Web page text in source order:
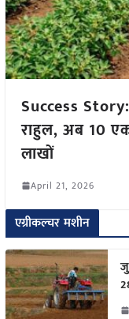
Success
राहुल, अब 10
लाखों
April 21, 2026
एग्रीकल्चर मशीन